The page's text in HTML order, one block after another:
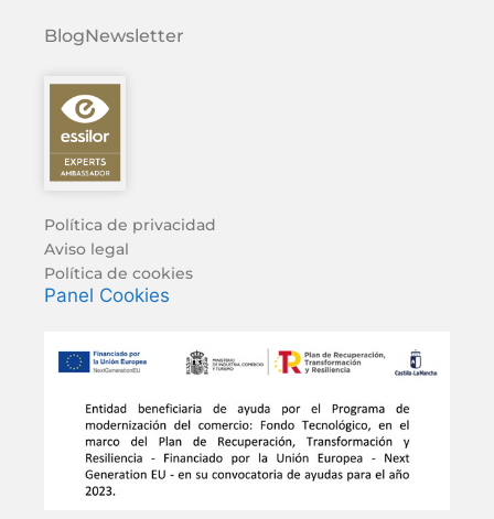
BlogNewsletter
Política de privacidad
Aviso legal
Política de cookies
Panel Cookies